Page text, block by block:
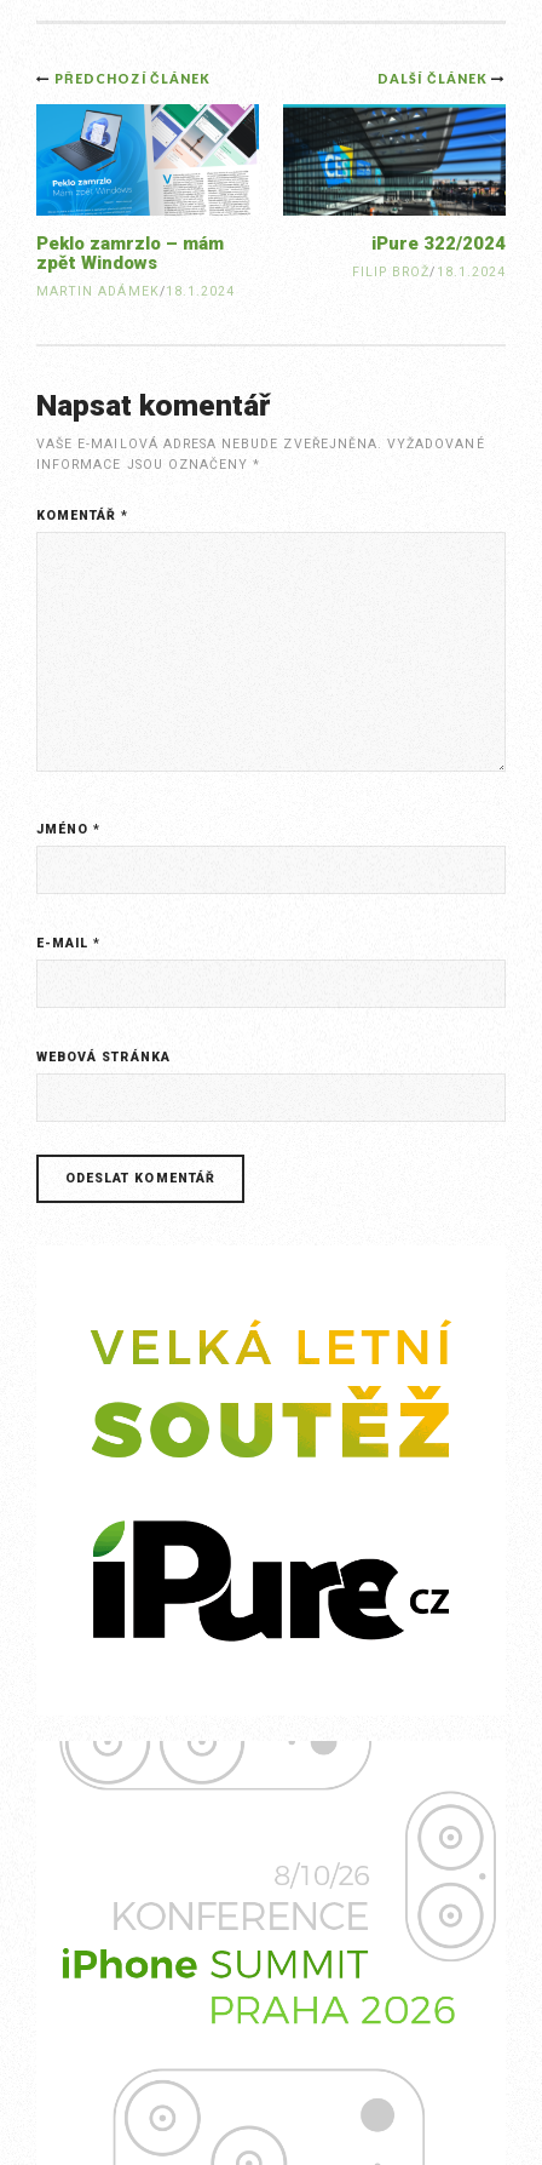
Post
navigation
DALŠÍ ČLÁNEK
iPure 322/2024
FILIP BROŽ/ 18.1.2024
PŘEDCHOZÍ ČLÁNEK
Peklo zamrzlo – mám
zpět Windows
MARTIN ADÁMEK/18.1.2024
Napsat komentář
VAŠE E-MAILOVÁ ADRESA NEBUDE ZVEŘEJNĚNA. VYŽADOVANÉ
INFORMACE JSOU OZNAČENY*
KOMENTÁŘ*
JMÉNO*
E-MAIL*
WEBOVÁ STRÁNKA